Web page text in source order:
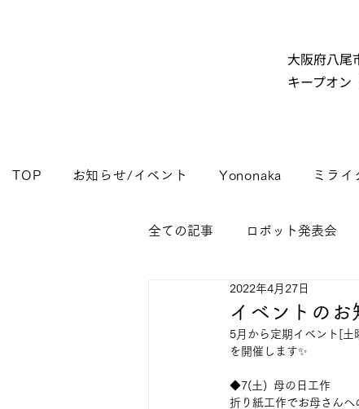
大阪府八尾
キープオン
TOP お知らせ/イベント Yononaka ミライ
全ての記事 ロボット発表会
イベントのお
2022年4月27日
5月から定期イベント[土
を開催します✨
◆7(土)  母の日工作
折り紙工作でお母さん